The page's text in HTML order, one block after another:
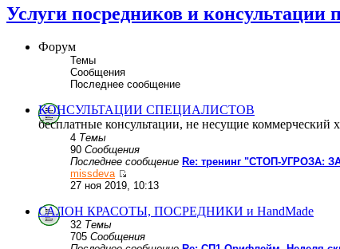
Услуги посредников и консультации
Форум
Темы
Сообщения
Последнее сообщение
КОНСУЛЬТАЦИИ СПЕЦИАЛИСТОВ
бесплатные консультации, не несущие коммерческий
4 Темы
90 Сообщения
Последнее сообщение Re: тренинг "СТОП-УГРОЗА:
missdeva
27 ноя 2019, 10:13
САЛОН КРАСОТЫ, ПОСРЕДНИКИ и HandMade
32 Темы
705 Сообщения